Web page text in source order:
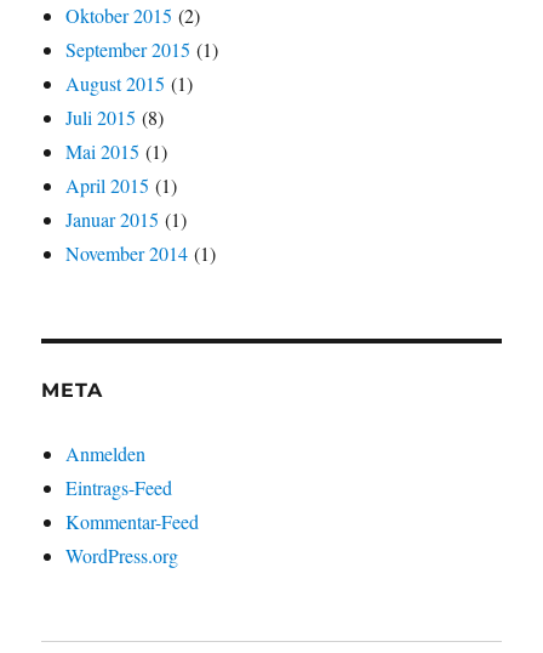
Oktober 2015 (2)
September 2015 (1)
August 2015 (1)
Juli 2015 (8)
Mai 2015 (1)
April 2015 (1)
Januar 2015 (1)
November 2014 (1)
META
Anmelden
Eintrags-Feed
Kommentar-Feed
WordPress.org